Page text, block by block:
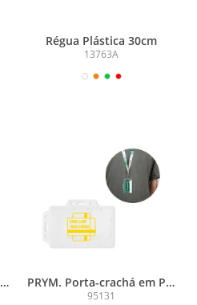
Régua Plástica 30cm
13763A
PRYM. Porta-crachá em PP,
com possibilidade de ser
95131